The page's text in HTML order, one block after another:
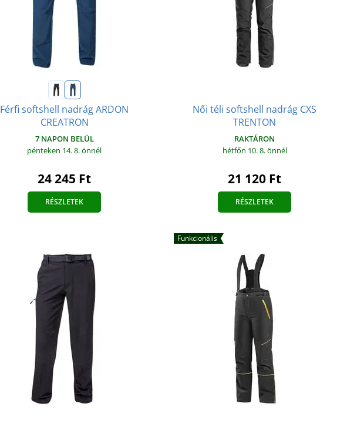
Férfi softshell nadrág ARDON
CREATRON
7 NAPON BELÜL
pénteken 14. 8.önnél
24 245 Ft
RÉSZLETEK
Női téli softshell nadrág CXS
TRENTON
RAKTÁRON
hétfőn 10. 8.önnél
21 120 Ft
RÉSZLETEK
Funkcionális